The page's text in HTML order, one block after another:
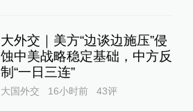
大外交｜美方“边谈边施压”侵
蚀中美战略稳定基础，中方反
制“一日三连”
大国外交 16小时前 43评